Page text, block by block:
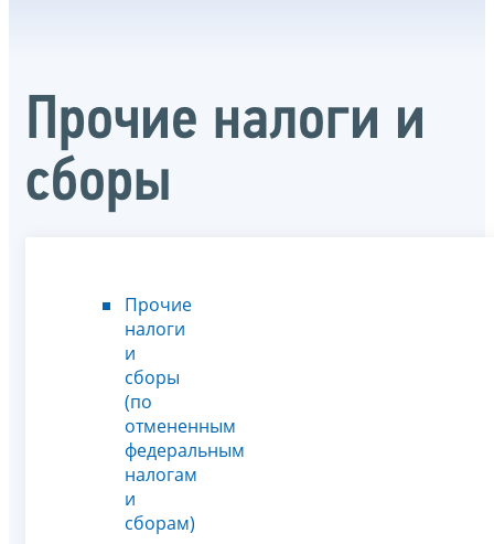
Прочие налоги и
сборы
Прочие
налоги
и
сборы
(по
отмененным
федеральным
налогам
и
сборам)